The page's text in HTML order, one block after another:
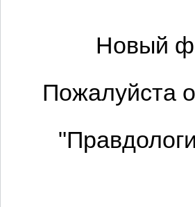
Новый
Пожалуйста